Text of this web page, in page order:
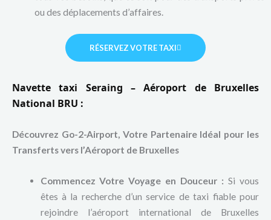
ou des déplacements d’affaires.
RÉSERVEZ VOTRE TAXI
Navette taxi Seraing – Aéroport de Bruxelles
National BRU :
Découvrez Go-2-Airport, Votre Partenaire Idéal pour les
Transferts vers l’Aéroport de Bruxelles
Commencez Votre Voyage en Douceur : Si vous
êtes à la recherche d’un service de taxi fiable pour
rejoindre l’aéroport international de Bruxelles